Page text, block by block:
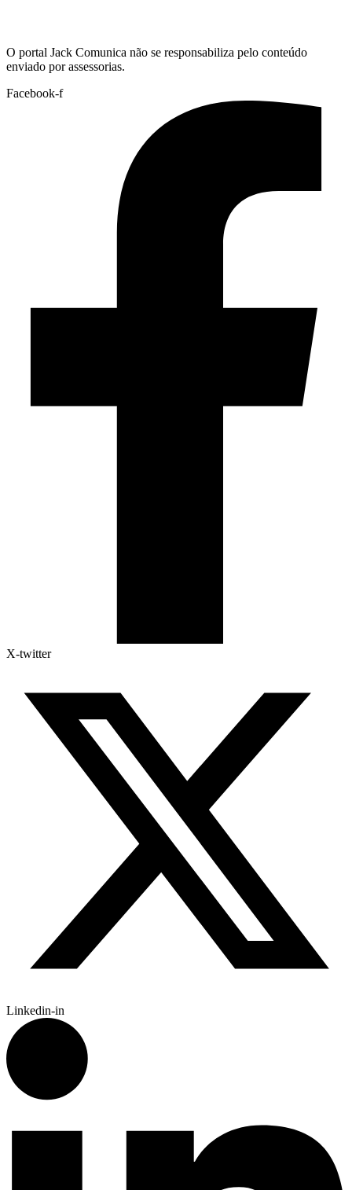
O portal Jack Comunica não se responsabiliza pelo conteúdo
enviado por assessorias.
Facebook-f
X-twitter
Linkedin-in